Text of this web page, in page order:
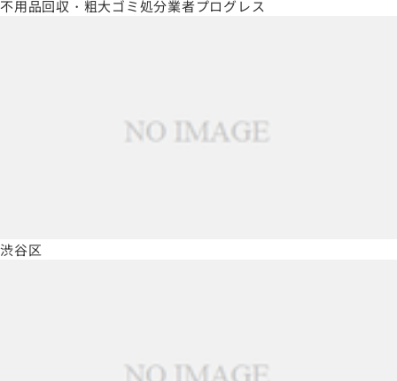
不用品回収・粗大ゴミ処分業者プログレス
渋谷区